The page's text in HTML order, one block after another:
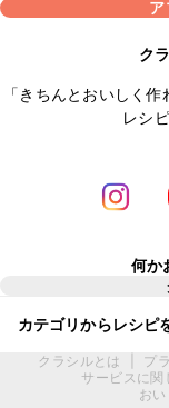
ク
「きちんとおいしく
レシ
何か
カテゴリからレシピ
クラシルとは プ
サービスに関
お